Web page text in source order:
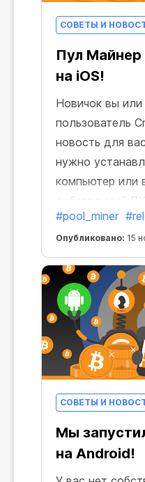
СОВЕТЫ И
Пул
на iOS!
Новичок вы
пользователь
новость для
нужно
компьютер или
собственный
Почему,
Пул Майнеры
iOS!
#pool_miner
Опубликовано: 15
СОВЕТЫ И
Мы
на Android!